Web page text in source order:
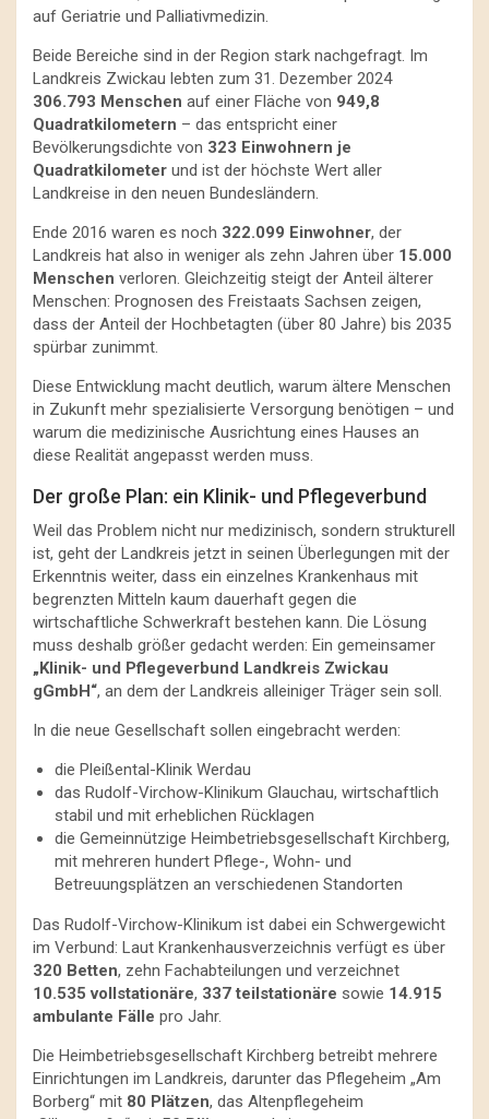
auf Geriatrie und Palliativmedizin.
Beide Bereiche sind in der Region stark nachgefragt. Im
Landkreis Zwickau lebten zum 31. Dezember 2024
306.793 Menschen auf einer Fläche von 949,8
Quadratkilometern – das entspricht einer
Bevölkerungsdichte von 323 Einwohnern je
Quadratkilometer und ist der höchste Wert aller
Landkreise in den neuen Bundesländern.
Ende 2016 waren es noch 322.099 Einwohner, der
Landkreis hat also in weniger als zehn Jahren über 15.000
Menschen verloren. Gleichzeitig steigt der Anteil älterer
Menschen: Prognosen des Freistaats Sachsen zeigen,
dass der Anteil der Hochbetagten (über 80 Jahre) bis 2035
spürbar zunimmt.
Diese Entwicklung macht deutlich, warum ältere Menschen
in Zukunft mehr spezialisierte Versorgung benötigen – und
warum die medizinische Ausrichtung eines Hauses an
diese Realität angepasst werden muss.
Der große Plan: ein Klinik- und Pflegeverbund
Weil das Problem nicht nur medizinisch, sondern strukturell
ist, geht der Landkreis jetzt in seinen Überlegungen mit der
Erkenntnis weiter, dass ein einzelnes Krankenhaus mit
begrenzten Mitteln kaum dauerhaft gegen die
wirtschaftliche Schwerkraft bestehen kann. Die Lösung
muss deshalb größer gedacht werden: Ein gemeinsamer
„Klinik- und Pflegeverbund Landkreis Zwickau
gGmbH“, an dem der Landkreis alleiniger Träger sein soll.
In die neue Gesellschaft sollen eingebracht werden:
die Pleißental-Klinik Werdau
das Rudolf-Virchow-Klinikum Glauchau, wirtschaftlich
stabil und mit erheblichen Rücklagen
die Gemeinnützige Heimbetriebsgesellschaft Kirchberg,
mit mehreren hundert Pflege-, Wohn- und
Betreuungsplätzen an verschiedenen Standorten
Das Rudolf-Virchow-Klinikum ist dabei ein Schwergewicht
im Verbund: Laut Krankenhausverzeichnis verfügt es über
320 Betten, zehn Fachabteilungen und verzeichnet
10.535 vollstationäre, 337 teilstationäre sowie 14.915
ambulante Fälle pro Jahr.
Die Heimbetriebsgesellschaft Kirchberg betreibt mehrere
Einrichtungen im Landkreis, darunter das Pflegeheim „Am
Borberg“ mit 80 Plätzen, das Altenpflegeheim